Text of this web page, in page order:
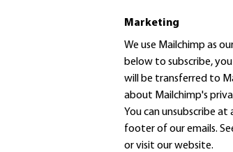
Marketing
We use Mailchimp as
below to subscribe,
will be transferred to
about Mailchimp's
You can unsubscribe
footer of our emails.
or visit our website.